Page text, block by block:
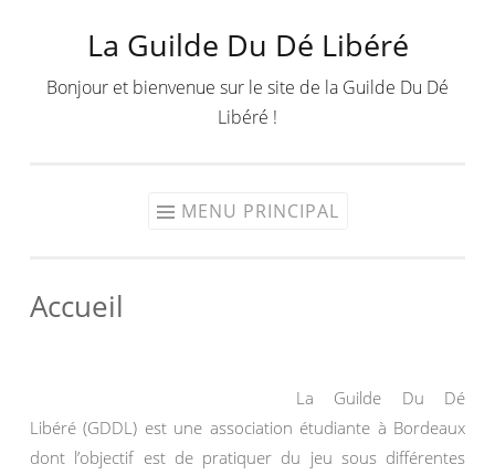
contenu
La Guilde Du Dé Libéré
Bonjour et bienvenue sur le site de la Guilde Du Dé
Libéré !
MENU PRINCIPAL
Accueil
La Guilde Du Dé
Libéré (GDDL) est une association étudiante à Bordeaux
dont l’objectif est de pratiquer du jeu sous différentes